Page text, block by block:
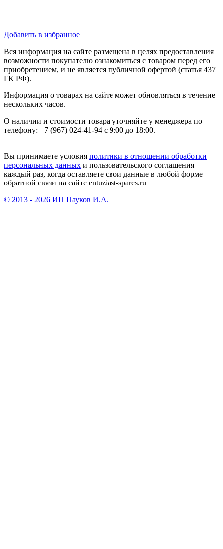
Добавить в избранное
Вся информация на сайте размещена в целях предоставления
возможности покупателю ознакомиться с товаром перед его
приобретением, и не является публичной офертой (статья 437
ГК РФ).
Информация о товарах на сайте может обновляться в течение
нескольких часов.
О наличии и стоимости товара уточняйте у менеджера по
телефону: +7 (967) 024-41-94 с 9:00 до 18:00.
Вы принимаете условия политики в отношении обработки
персональных данных и пользовательского соглашения
каждый раз, когда оставляете свои данные в любой форме
обратной связи на сайте entuziast-spares.ru
© 2013 - 2026 ИП Пауков И.А.